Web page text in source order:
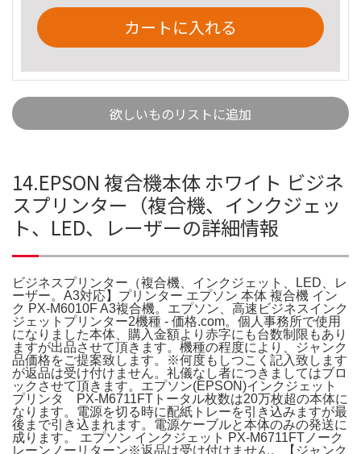
カートに入れる
欲しいものリストに追加
14.EPSON 複合機本体 ホワイト ビジネ
スプリンター（複合機、インクジェッ
ト、LED、レーザーの詳細情報
ビジネスプリンター（複合機、インクジェット、LED、レ
ーザー。A3対応】プリンター エプソン 本体 複合機 イン
ク PX-M6010F A3複合機。エプソン、高速ビジネスインク
ジェットプリンター2機種 - 価格.com。個人事務所で使用
になりました本体、購入金額より赤字にも台数制限もあり
ますが出品させて頂きます。機種の程度により、ジャンク
品価格をご提案致します。※何度もしつこく記入致します
が返品は受け付けません。礼儀なし者につきましてはブロ
ックさせて頂きます。エプソン(EPSON)インクジェット
プリンタ PX-M6711FTトータル枚数は20万枚超の本体に
なります。電源を切る時に配紙トレーを引き込みますが最
後まで引き込まれます。電源ケーブルと本体のみの発送に
成ります。 エプソン インクジェット PX-M6711FTノーク
レーンノーリターン※返品は受け付けません。【ジャンク